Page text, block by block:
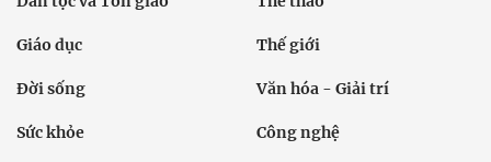
Giáo dục Thế giới
Đời sống Văn hóa - Giải trí
Sức khỏe Công nghệ